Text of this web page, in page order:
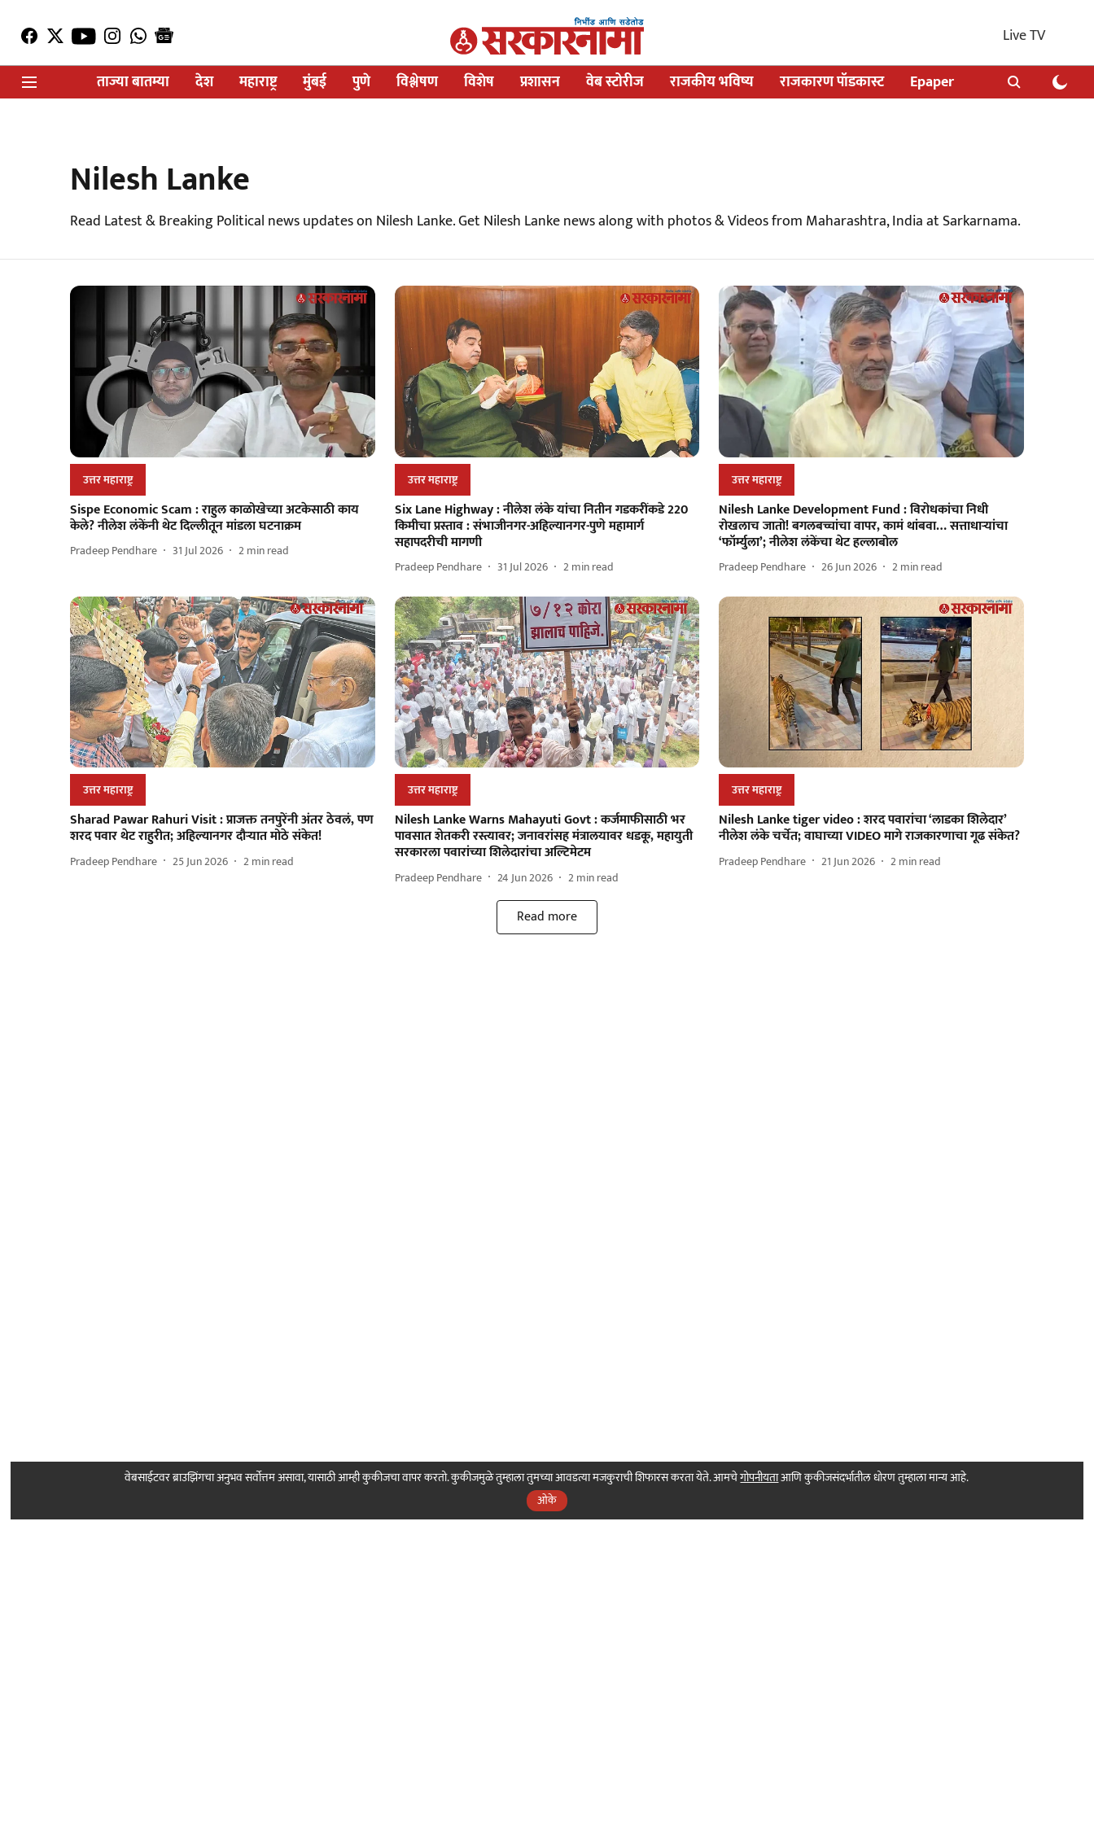
Live TV
ताज्या बातम्या
देश महाराष्ट्र मुंबई पुणे विश्लेषण विशेष प्रशासन वेब स्टोरीज राजकीय भविष्य राजकारण पॉडकास्ट Epaper
Nilesh Lanke
Read Latest & Breaking Political news updates on Nilesh Lanke. Get Nilesh Lanke news along with photos & Videos from Maharashtra, India at Sarkarnama.
उत्तर महाराष्ट्र
Sispe Economic Scam : राहुल काळोखेच्या अटकेसाठी काय
केले? नीलेश लंकेंनी थेट दिल्लीतून मांडला घटनाक्रम
Pradeep Pendhare 31 Jul 2026 2min read
उत्तर महाराष्ट्र
Six Lane Highway : नीलेश लंके यांचा नितीन गडकरींकडे 220
किमीचा प्रस्ताव : संभाजीनगर-अहिल्यानगर-पुणे महामार्ग
सहापदरीची मागणी
Pradeep Pendhare 31 Jul 2026 2min read
उत्तर महाराष्ट्र
Nilesh Lanke Development Fund : विरोधकांचा निधी
रोखलाच जातो! बगलबच्चांचा वापर, कामं थांबवा… सत्ताधाऱ्यांचा
‘फॉर्म्युला’; नीलेश लंकेंचा थेट हल्लाबोल
Pradeep Pendhare 26 Jun 2026 2min read
उत्तर महाराष्ट्र
Sharad Pawar Rahuri Visit : प्राजक्त तनपुरेंनी अंतर ठेवलं, पण
शरद पवार थेट राहुरीत; अहिल्यानगर दौऱ्यात मोठे संकेत!
Pradeep Pendhare 25 Jun 2026 2min read
उत्तर महाराष्ट्र
Nilesh Lanke Warns Mahayuti Govt : कर्जमाफीसाठी भर
पावसात शेतकरी रस्त्यावर; जनावरांसह मंत्रालयावर धडकू, महायुती
सरकारला पवारांच्या शिलेदारांचा अल्टिमेटम
Pradeep Pendhare 24 Jun 2026 2min read
उत्तर महाराष्ट्र
Nilesh Lanke tiger video : शरद पवारांचा ‘लाडका शिलेदार’
नीलेश लंके चर्चेत; वाघाच्या VIDEO मागे राजकारणाचा गूढ संकेत?
Pradeep Pendhare 21 Jun 2026 2min read
Read more
वेबसाईटवर ब्राउझिंगचा अनुभव सर्वोत्तम असावा, यासाठी आम्ही कुकीजचा वापर करतो. कुकीजमुळे तुम्हाला तुमच्या आवडत्या मजकुराची शिफारस करता येते. आमचेगोपनीयताआणि कुकीजसंदर्भातील धोरण तुम्हाला मान्य आहे.
ओके